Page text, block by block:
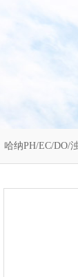
哈纳PH/EC/DO/